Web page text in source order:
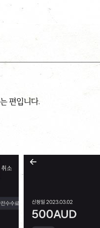
편입니다.